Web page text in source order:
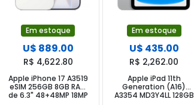
Em estoque
U$ 889.00
R$ 4,622.80
Apple iPhone 17 A3519
eSIM 256GB 8GB RAM
de 6.3" 48+48MP 18MP
Em estoque
U$ 435.00
R$ 2,262.00
Apple iPad 11th
Generation (A16)
A3354 MD3Y4LL 128GB